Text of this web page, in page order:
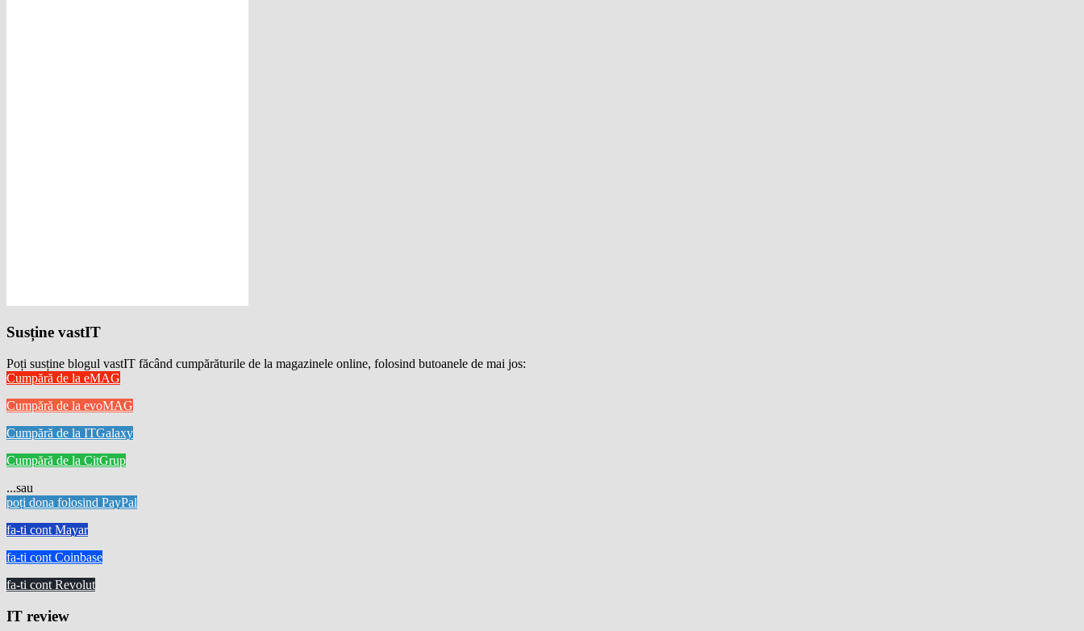
Susține vastIT
Poți susține blogul vastIT făcând cumpărăturile de la magazinele online, folosind butoanele de mai jos:
Cumpără de la eMAG
Cumpără de la evoMAG
Cumpără de la ITGalaxy
Cumpără de la CitGrup
...sau
poți dona folosind PayPal
fa-ti cont Mayar
fa-ti cont Coinbase
fa-ti cont Revolut
IT review